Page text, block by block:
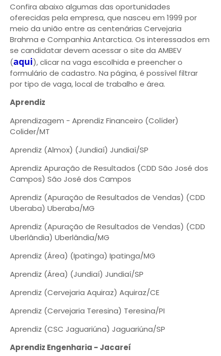
Confira abaixo algumas das oportunidades
oferecidas pela empresa, que nasceu em 1999 por
meio da união entre as centenárias Cervejaria
Brahma e Companhia Antarctica. Os interessados em
se candidatar devem acessar o site da AMBEV
(aqui), clicar na vaga escolhida e preencher o
formulário de cadastro. Na página, é possível filtrar
por tipo de vaga, local de trabalho e área.
Aprendiz
Aprendizagem - Aprendiz Financeiro (Colíder)
Colider/MT
Aprendiz (Almox) (Jundiaí) Jundiaí/SP
Aprendiz Apuração de Resultados (CDD São José dos
Campos) São José dos Campos
Aprendiz (Apuração de Resultados de Vendas) (CDD
Uberaba) Uberaba/MG
Aprendiz (Apuração de Resultados de Vendas) (CDD
Uberlândia) Uberlândia/MG
Aprendiz (Área) (Ipatinga) Ipatinga/MG
Aprendiz (Área) (Jundiaí) Jundiaí/SP
Aprendiz (Cervejaria Aquiraz) Aquiraz/CE
Aprendiz (Cervejaria Teresina) Teresina/PI
Aprendiz (CSC Jaguariúna) Jaguariúna/SP
Aprendiz Engenharia - Jacareí